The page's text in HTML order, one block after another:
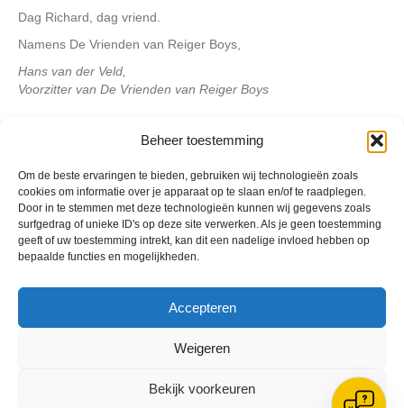
Beheer toestemming
Om de beste ervaringen te bieden, gebruiken wij technologieën zoals
cookies om informatie over je apparaat op te slaan en/of te raadplegen.
Door in te stemmen met deze technologieën kunnen wij gegevens zoals
surfgedrag of unieke ID's op deze site verwerken. Als je geen toestemming
geeft of uw toestemming intrekt, kan dit een nadelige invloed hebben op
bepaalde functies en mogelijkheden.
Accepteren
Weigeren
Bekijk voorkeuren
Dag Richard, dag vriend.
Namens De Vrienden van Reiger Boys,
Hans van der Veld,
Voorzitter van De Vrienden van Reiger Boys
Berichten seizoen 2012-2013
VV Reiger Boys